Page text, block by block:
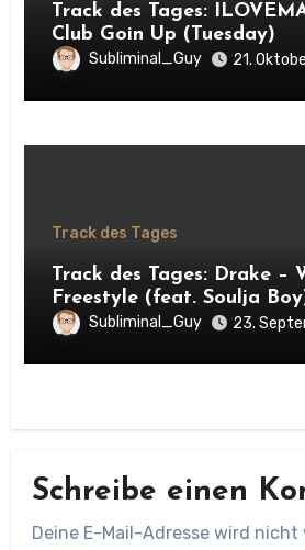
Track des Tages:
Club Goin Up (Tuesday)
Subliminal_Guy 21.
Track des Tages
Track des Tages: Drake –
Freestyle (feat. Soulja
Subliminal_Guy 23.
Schreibe einen
Deine E-Mail-Adresse wird